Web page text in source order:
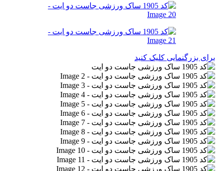
برای بزرگنمایی کلیک کنید